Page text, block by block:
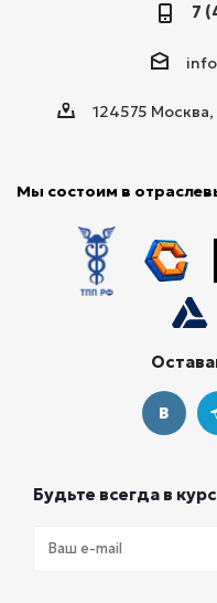
7
124575
Мы состоим в
Будьте всегда в